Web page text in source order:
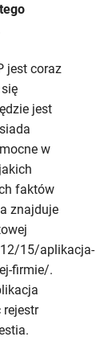
jest coraz
jest
w
faktów
znajduje
15/aplikacja-
firmie/.
rejestr